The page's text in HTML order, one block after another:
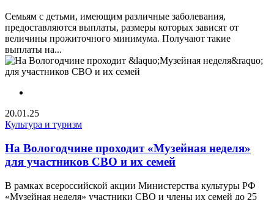
Семьям с детьми, имеющим различные заболевания,
предоставляются выплаты, размеры которых зависят от
величины прожиточного минимума. Получают такие
выплаты на...
20.01.25
Культура и туризм
На Вологодчине проходит «Музейная неделя»
для участников СВО и их семей
В рамках всероссийской акции Министерства культуры РФ
«Музейная неделя» участники СВО и члены их семей до 25